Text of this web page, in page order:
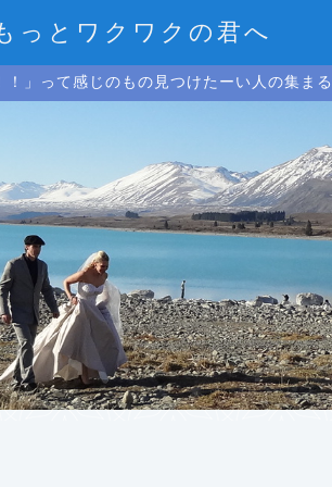
っとワクワクの君へ
！」って感じのもの見つけたーい人の集ま